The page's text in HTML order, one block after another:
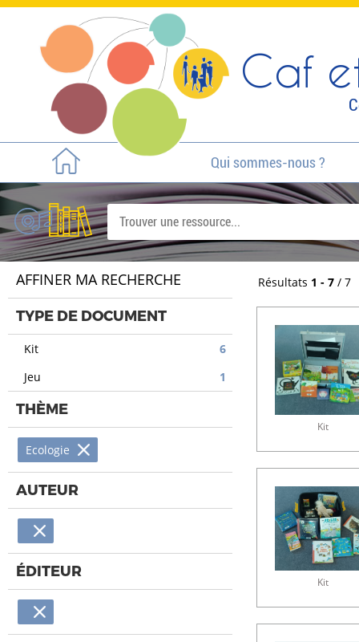
Caf
Qui sommes-nous ?
AFFINER MA RECHERCHE
TYPE DE DOCUMENT
Kit
6
Jeu
1
THÈME
Ecologie
AUTEUR
ÉDITEUR
Résultats 1 - 7 / 7
Kit
Kit